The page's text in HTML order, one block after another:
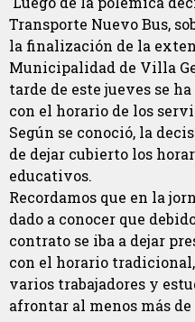
Transporte Nuevo Bus,
la finalización de la
Municipalidad de Villa
tarde de este jueves se
con el horario de los
Según se conoció, la
de dejar cubierto los
educativos.
Recordamos que en la
dado a conocer que
contrato se iba a dejar
con el horario
varios trabajadores y
afrontar al menos más de